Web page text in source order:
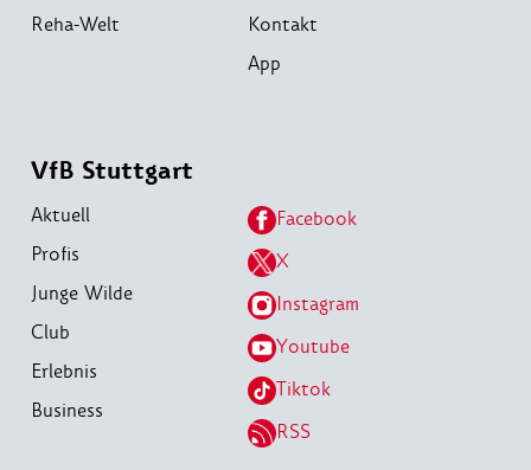
Reha-Welt
Kontakt
App
VfB Stuttgart
Aktuell
Profis
Junge Wilde
Club
Erlebnis
Business
Facebook
X
Instagram
Youtube
Tiktok
RSS